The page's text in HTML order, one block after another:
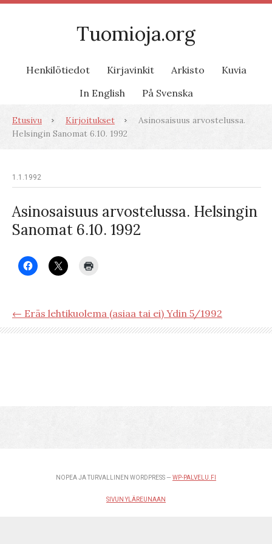
Tuomioja.org
Henkilötiedot Kirjavinkit Arkisto
Kuvia
In English
På Svenska
Etusivu Kirjoitukset
Asinosaisuus arvostelussa.
Helsingin Sanomat 6.10. 1992
1.1.1992
Asinosaisuus arvostelussa. Helsingin
Sanomat 6.10. 1992
← Eräs lehtikuolema (asiaa tai ei) Ydin 5/1992
NOPEA JA TURVALLINEN WORDPRESS — WP-PALVELU.FI
SIVUN YLÄREUNAAN